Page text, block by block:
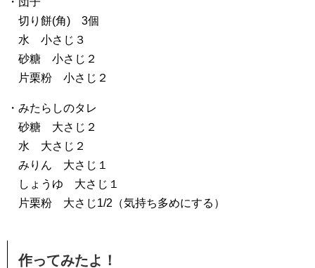
切り餅(角) 3個
水 小さじ３
砂糖 小さじ２
片栗粉 小さじ２
・みたらしのタレ
砂糖 大さじ２
水 大さじ２
みりん 大さじ１
しょうゆ 大さじ１
片栗粉 大さじ1/2（気持ち多めにする）
作ってみたよ！